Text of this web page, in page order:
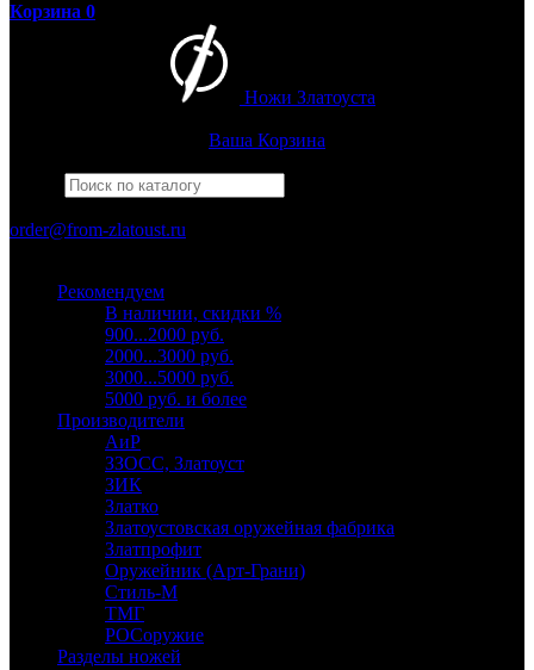
Корзина 0
Ножи Златоуста
Ваша Корзина
order@from-zlatoust.ru
Рекомендуем
В наличии, скидки %
900...2000 руб.
2000...3000 руб.
3000...5000 руб.
5000 руб. и более
Производители
АиР
ЗЗОСС, Златоуст
ЗИК
Златко
Златоустовская оружейная фабрика
Златпрофит
Оружейник (Арт-Грани)
Стиль-М
ТМГ
РОСоружие
Разделы ножей